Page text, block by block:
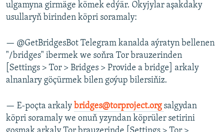
ulgamyna girmäge kömek edýär. Okyjylar aşakdaky
usullaryň birinden köpri soramaly:
— @GetBridgesBot Telegram kanalda aýratyn bellenen
"/bridges" ibermek we soňra Tor brauzerinden
[Settings > Tor > Bridges > Provide a bridge] arkaly
alnanlary göçürmek bilen goýup bilersiňiz.
— E-poçta arkaly bridges@torproject.orgsalgydan
köpri soramaly we onuň yzyndan köprüler setirini